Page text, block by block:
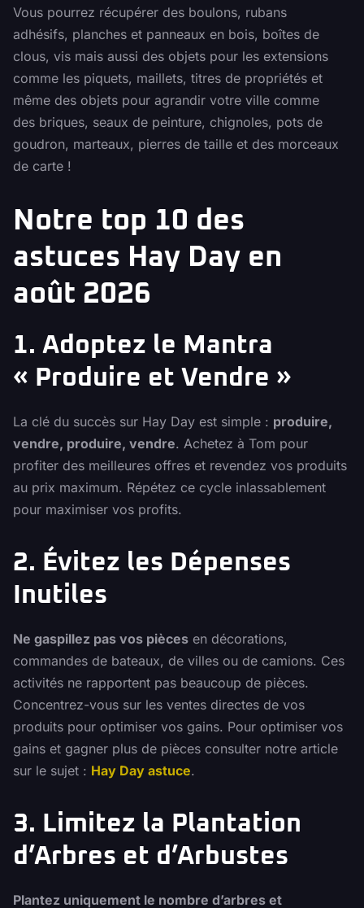
Vous pourrez récupérer des boulons, rubans
adhésifs, planches et panneaux en bois, boîtes de
clous, vis mais aussi des objets pour les extensions
comme les piquets, maillets, titres de propriétés et
même des objets pour agrandir votre ville comme
des briques, seaux de peinture, chignoles, pots de
goudron, marteaux, pierres de taille et des morceaux
de carte !
Notre top 10 des
astuces Hay Day en
août 2026
1. Adoptez le Mantra
« Produire et Vendre »
La clé du succès sur Hay Day est simple : produire,
vendre, produire, vendre. Achetez à Tom pour
profiter des meilleures offres et revendez vos produits
au prix maximum. Répétez ce cycle inlassablement
pour maximiser vos profits.
2. Évitez les Dépenses
Inutiles
Ne gaspillez pas vos pièces en décorations,
commandes de bateaux, de villes ou de camions. Ces
activités ne rapportent pas beaucoup de pièces.
Concentrez-vous sur les ventes directes de vos
produits pour optimiser vos gains. Pour optimiser vos
gains et gagner plus de pièces consulter notre article
sur le sujet : Hay Day astuce.
3. Limitez la Plantation
d’Arbres et d’Arbustes
Plantez uniquement le nombre d’arbres et